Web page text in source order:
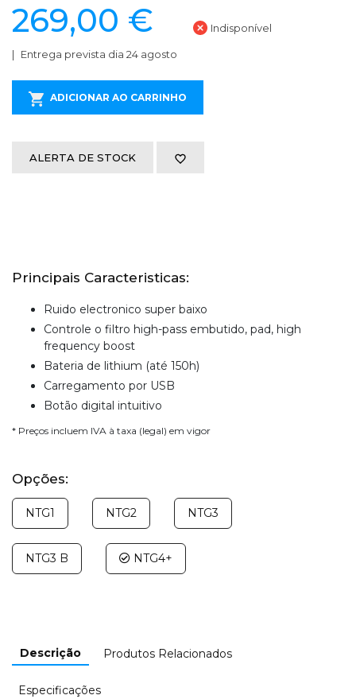
269,00 € Indisponível
Entrega prevista dia 24 agosto
ADICIONAR AO CARRINHO
ALERTA DE STOCK
Principais Caracteristicas:
Ruido electronico super baixo
Controle o filtro high-pass embutido, pad, high
frequency boost
Bateria de lithium (até 150h)
Carregamento por USB
Botão digital intuitivo
* Preços incluem IVA à taxa (legal) em vigor
Opções:
NTG1 NTG2 NTG3
NTG3 B NTG4+
Descrição Produtos Relacionados
Especificações